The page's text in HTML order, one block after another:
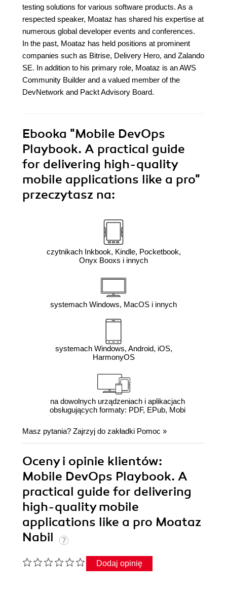
testing solutions for various software products. As a
respected speaker, Moataz has shared his expertise at
numerous global developer events and conferences.
In the past, Moataz has held positions at prominent
companies such as Bitrise, Delivery Hero, and Zalando
SE. In addition to his primary role, Moataz is an AWS
Community Builder and a valued member of the
DevNetwork and Packt Advisory Board.
Ebooka "Mobile DevOps
Playbook. A practical guide
for delivering high-quality
mobile applications like a pro"
przeczytasz na:
czytnikach Inkbook, Kindle, Pocketbook,
Onyx Booxs i innych
systemach Windows, MacOS i innych
systemach Windows, Android, iOS,
HarmonyOS
na dowolnych urządzeniach i aplikacjach
obsługujących formaty: PDF, EPub, Mobi
Masz pytania? Zajrzyj do zakładki Pomoc »
Oceny i opinie klientów:
Mobile DevOps Playbook. A
practical guide for delivering
high-quality mobile
applications like a pro Moataz
Nabil
Dodaj opinię